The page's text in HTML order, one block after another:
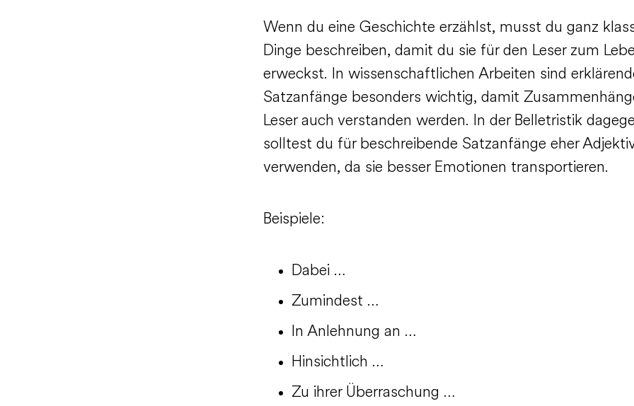
Wenn du eine Geschichte erzählst, musst du ganz
Dinge beschreiben, damit du sie für den Leser zum
erweckst. In wissenschaftlichen Arbeiten sind
Satzanfänge besonders wichtig, damit
Leser auch verstanden werden. In der Belletristik
solltest du für beschreibende Satzanfänge eher
verwenden, da sie besser Emotionen transportieren.
Beispiele:
Dabei …
Zumindest …
In Anlehnung an …
Hinsichtlich …
Zu ihrer Überraschung …